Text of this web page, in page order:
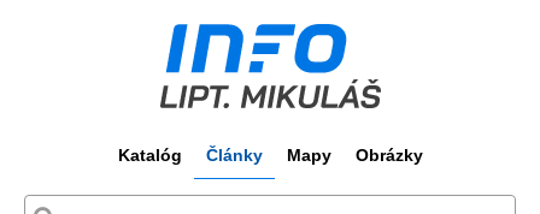
Katalóg Články Mapy Obrázky